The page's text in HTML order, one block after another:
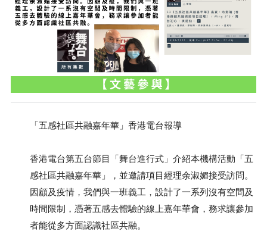
「五感社區共融嘉年華」香港電台報導
香港電台第五台節目「舞台進行式」介紹本機構活動「五
感社區共融嘉年華」，並邀請項目經理余淑媚接受訪問。
因顧及疫情，我們與一班義工，設計了一系列沒有空間及
時間限制，憑著五感去體驗的線上嘉年華會，務求讓參加
者能從多方面認識社區共融。